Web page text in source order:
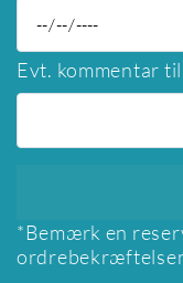
Evt. kommentar
*Bemærk en